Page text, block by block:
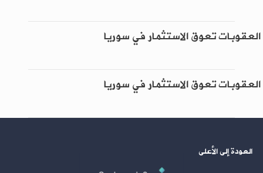
العقوبات تعوق الاستثمار في سوريا
العقوبات تعوق الاستثمار في سوريا
العودة إلى الأعلى